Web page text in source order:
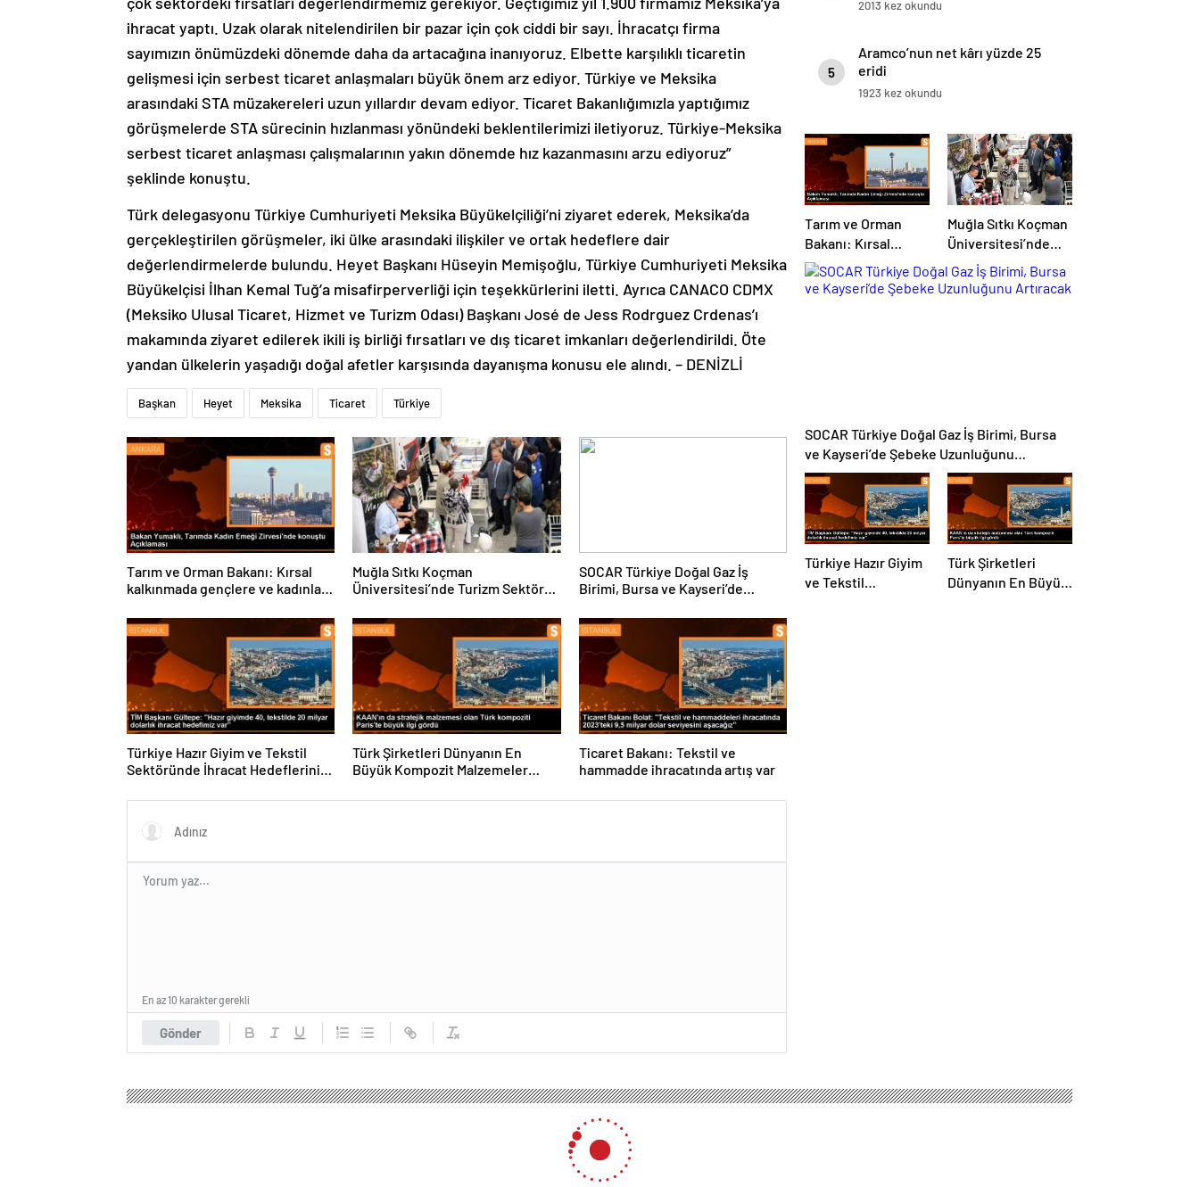
ihracat yaptı. Uzak olarak nitelendirilen bir pazar için çok ciddi bir sayı. İhracatçı firma
sayımızın önümüzdeki dönemde daha da artacağına inanıyoruz. Elbette karşılıklı ticaretin
gelişmesi için serbest ticaret anlaşmaları büyük önem arz ediyor. Türkiye ve Meksika
arasındaki STA müzakereleri uzun yıllardır devam ediyor. Ticaret Bakanlığımızla yaptığımız
görüşmelerde STA sürecinin hızlanması yönündeki beklentilerimizi iletiyoruz. Türkiye-Meksika
serbest ticaret anlaşması çalışmalarının yakın dönemde hız kazanmasını arzu ediyoruz”
şeklinde konuştu.
gerçekleştirilen görüşmeler, iki ülke arasındaki ilişkiler ve ortak hedeflere dair
değerlendirmelerde bulundu. Heyet Başkanı Hüseyin Memişoğlu, Türkiye Cumhuriyeti Meksika
Büyükelçisi İlhan Kemal Tuğ’a misafirperverliği için teşekkürlerini iletti. Ayrıca CANACO CDMX
(Meksiko Ulusal Ticaret, Hizmet ve Turizm Odası) Başkanı José de Jess Rodrguez Crdenas’ı
makamında ziyaret edilerek ikili iş birliği fırsatları ve dış ticaret imkanları değerlendirildi. Öte
yandan ülkelerin yaşadığı doğal afetler karşısında dayanışma konusu ele alındı. – DENİZLİ
Başkan Heyet Meksika Ticaret Türkiye
Tarım ve Orman Bakanı: Kırsal
kalkınmada gençlere ve kadınlara
pozitif ayrımcılık yapıyoruz
Muğla Sıtkı Koçman
Üniversitesi’nde Turizm Sektörü
ve Öğrenciler Buluştu
SOCAR Türkiye Doğal Gaz İş
Birimi, Bursa ve Kayseri’de
Şebeke Uzunluğunu Artıracak
Türkiye Hazır Giyim ve Tekstil
Sektöründe İhracat Hedeflerini
Açıkladı
Türk Şirketleri Dünyanın En
Büyük Kompozit Malzemeler
Fuarında
Ticaret Bakanı: Tekstil ve
hammadde ihracatında artış var
5
eridi
1923 kez okundu
Tarım ve Orman
Bakanı: Kırsal
kalkınmada
gençlere ve
kadınlara pozitif
Muğla Sıtkı Koçman
Üniversitesi’nde
Turizm Sektörü ve
Öğrenciler Buluştu
ve Kayseri’de Şebeke Uzunluğunu
Artıracak
Türkiye Hazır Giyim
ve Tekstil
Sektöründe İhracat
Türk Şirketleri
Dünyanın En Büyük
Kompozit
Ordu Arı Yetiştiricileri Birliği Başkanı: Marketlerde Satılan Bal